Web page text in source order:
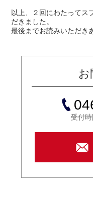
以上、２回にわたってス
だきました。
最後までお読みいただき
お
受付